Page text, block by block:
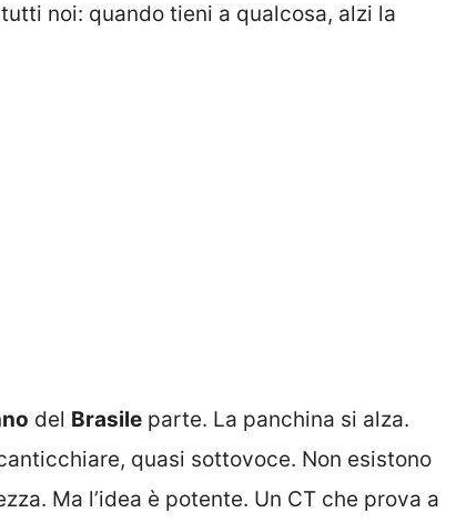
noi: quando tieni a qualcosa, alzi la
del Brasile parte. La panchina si alza.
quasi sottovoce. Non esistono
Ma l’idea è potente. Un CT che prova a